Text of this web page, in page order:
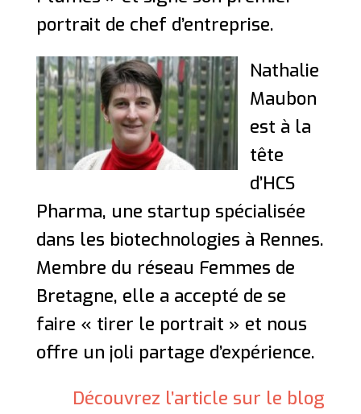
portrait de chef d’entreprise.
Nathalie
Maubon
est à la
tête
d’HCS
Pharma, une startup spécialisée
dans les biotechnologies à Rennes.
Membre du réseau Femmes de
Bretagne, elle a accepté de se
faire « tirer le portrait » et nous
offre un joli partage d’expérience.
Découvrez l’article sur le blog